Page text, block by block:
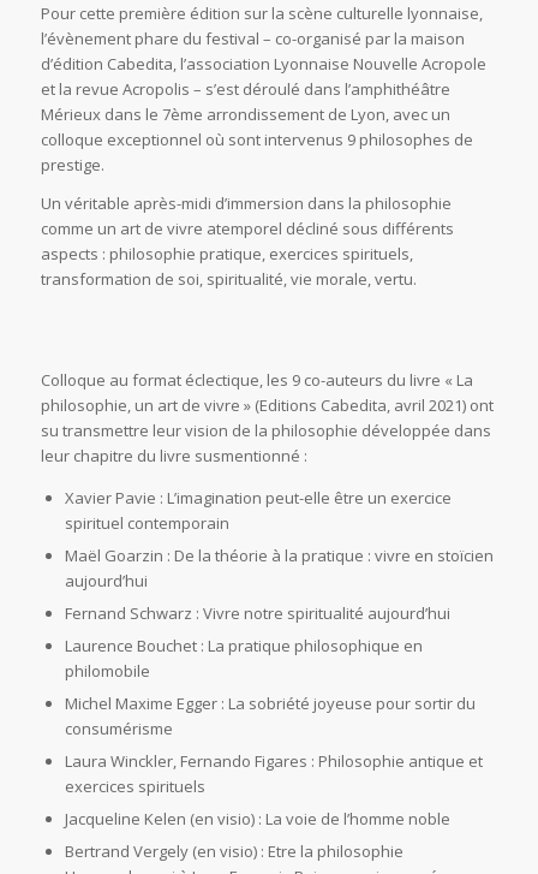
Pour cette première édition sur la scène culturelle lyonnaise,
l’évènement phare du festival – co-organisé par la maison
d’édition Cabedita, l’association Lyonnaise Nouvelle Acropole
et la revue Acropolis – s’est déroulé dans l’amphithéâtre
Mérieux dans le 7ème arrondissement de Lyon, avec un
colloque exceptionnel où sont intervenus 9 philosophes de
prestige.
Un véritable après-midi d’immersion dans la philosophie
comme un art de vivre atemporel décliné sous différents
aspects : philosophie pratique, exercices spirituels,
transformation de soi, spiritualité, vie morale, vertu.
Colloque au format éclectique, les 9 co-auteurs du livre « La
philosophie, un art de vivre » (Editions Cabedita, avril 2021) ont
su transmettre leur vision de la philosophie développée dans
leur chapitre du livre susmentionné :
Xavier Pavie : L’imagination peut-elle être un exercice
spirituel contemporain
Maël Goarzin : De la théorie à la pratique : vivre en stoïcien
aujourd’hui
Fernand Schwarz : Vivre notre spiritualité aujourd’hui
Laurence Bouchet : La pratique philosophique en
philomobile
Michel Maxime Egger : La sobriété joyeuse pour sortir du
consumérisme
Laura Winckler, Fernando Figares : Philosophie antique et
exercices spirituels
Jacqueline Kelen (en visio) : La voie de l’homme noble
Bertrand Vergely (en visio) : Etre la philosophie